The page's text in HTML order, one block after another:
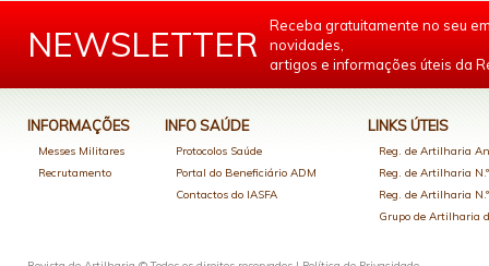
NEWSLETTER
Receba gratuitamente no seu
novidades,
artigos e informações úteis da
INFORMAÇÕES
Messes Militares
Recrutamento
INFO SAÚDE
Protocolos Saúde
Portal do Beneficiário ADM
Contactos do IASFA
LINKS ÚTEIS
Reg. de Artilharia
Reg. de Artilharia
Reg. de Artilharia
Grupo de Artilharia